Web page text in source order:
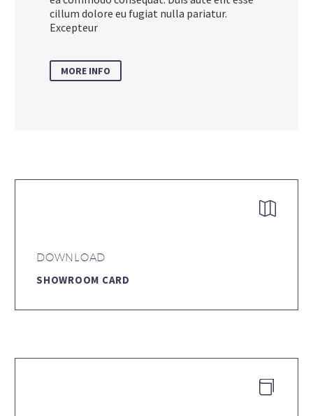
cillum dolore eu fugiat nulla pariatur.
Excepteur
MORE INFO


DOWNLOAD
SHOWROOM CARD

